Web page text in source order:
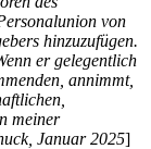
von
hinzuzufügen.
er gelegentlich
annimmt,
meiner
Januar 2025]